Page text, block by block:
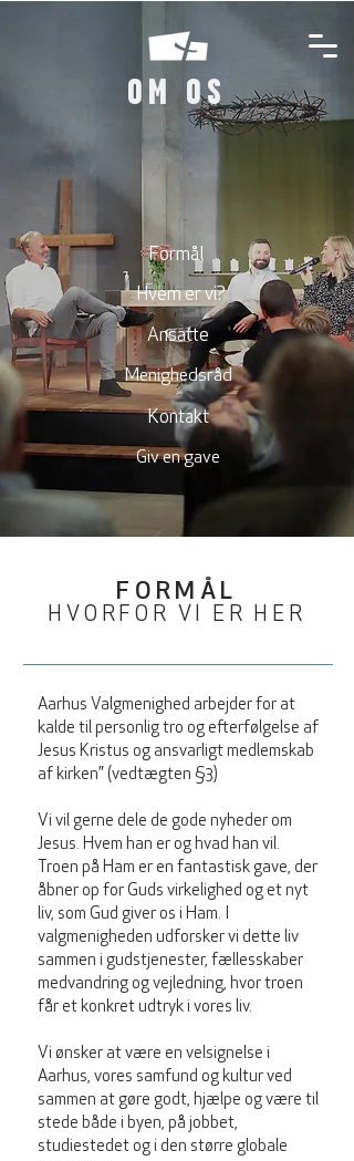
OM OS
Formål
Hvem er vi?
Ansatte
Menighedsråd
Kontakt
Giv en gave
FORMÅL
HVORFOR VI ER HER
Aarhus Valgmenighed arbejder for at
kalde til personlig tro og efterfølgelse af
Jesus Kristus og ansvarligt medlemskab
af kirken” (vedtægten §3)
Vi vil gerne dele de gode nyheder om
Jesus. Hvem han er og hvad han vil.
Troen på Ham er en fantastisk gave, der
åbner op for Guds virkelighed og et nyt
liv, som Gud giver os i Ham. I
valgmenigheden udforsker vi dette liv
sammen i gudstjenester, fællesskaber
medvandring og vejledning, hvor troen
får et konkret udtryk i vores liv.
Vi ønsker at være en velsignelse i
Aarhus, vores samfund og kultur ved
sammen at gøre godt, hjælpe og være til
stede både i byen, på jobbet,
studiestedet og i den større globale